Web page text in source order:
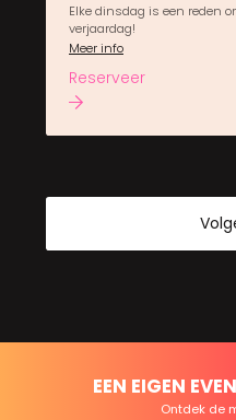
Elke dinsdag is een reden
verjaardag!
Meer info
Reserveer
EEN EIGEN
Ontdek de